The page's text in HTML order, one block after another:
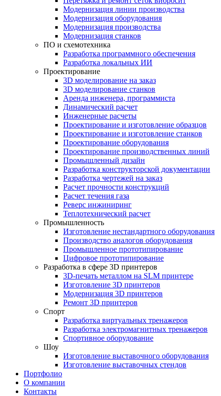
Модернизация линии производства
Модернизация оборудования
Модернизация производства
Модернизация станков
ПО и схемотехника
Разработка программного обеспечения
Разработка локальных ИИ
Проектирование
3D моделирование на заказ
3D моделирование станков
Аренда инженера, программиста
Динамический расчет
Инженерные расчеты
Проектирование и изготовление образцов
Проектирование и изготовление станков
Проектирование оборудования
Проектирование производственных линий
Промышленный дизайн
Разработка конструкторской документации
Разработка чертежей на заказ
Расчет прочности конструкций
Расчет течения газа
Реверс инжиниринг
Теплотехнический расчет
Промышленность
Изготовление нестандартного оборудования
Производство аналогов оборудования
Промышленное прототипирование
Цифровое прототипирование
Разработка в сфере 3D принтеров
3D-печать металлом на SLM принтере
Изготовление 3D принтеров
Модернизация 3D принтеров
Ремонт 3D принтеров
Спорт
Разработка виртуальных тренажеров
Разработка электромагнитных тренажеров
Спортивное оборудование
Шоу
Изготовление выставочного оборудования
Изготовление выставочных стендов
Портфолио
О компании
Контакты